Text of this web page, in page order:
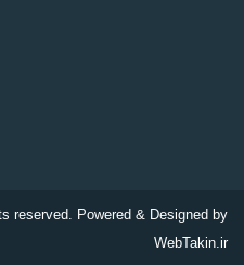
reserved. Powered & Designed by
WebTakin.ir